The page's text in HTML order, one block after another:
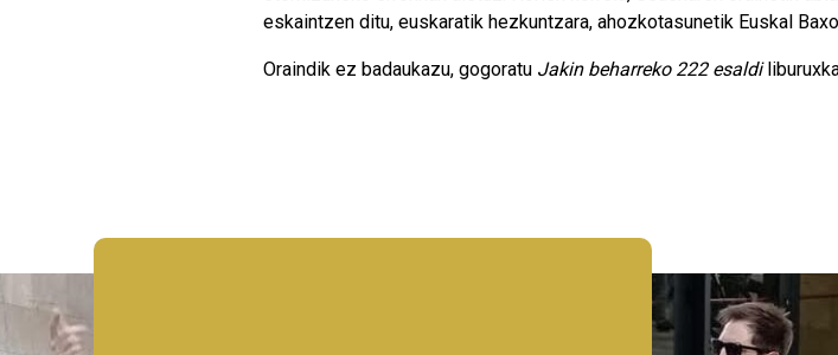
eskaintzen ditu, euskaratik hezkuntzara, ahozkotasunetik Euskal
Oraindik ez badaukazu, gogoratu Jakin beharreko 222 esaldi